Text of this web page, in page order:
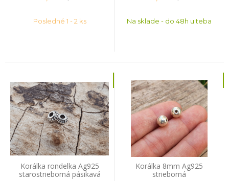
Posledné 1 - 2 ks Na sklade - do 48h u teba
Korálka rondelka Ag925
starostrieborná pásikavá
Korálka 8mm Ag925
strieborná